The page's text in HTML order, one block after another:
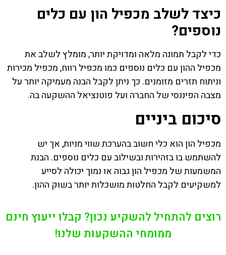
כיצד לשלב מכפיל הון עם כלים
נוספים?
כדי לקבל תמונה מלאה ומדויקת יותר, מומלץ לשלב את
מכפיל ההון עם כלים נוספים כמו מכפיל רווח, מכפיל מכירות
וניתוח תזרים מזומנים. כך ניתן לקבל הבנה מעמיקה יותר על
מצבה הפיננסי של החברה ועל פוטנציאל ההשקעה בה.
סיכום ביניים
מכפיל הון הוא כלי חשוב בהערכת שווי מניות, אך יש
להשתמש בו בזהירות ובשילוב עם כלים נוספים. הבנת
המשמעות של מכפיל הון גבוה או נמוך יכולה לסייע
למשקיעים לקבל החלטות מושכלות יותר בשוק ההון.
רוצים להתחיל להשקיע נכון? קבלו ייעוץ חינם
ממומחי ההשקעות שלנו!